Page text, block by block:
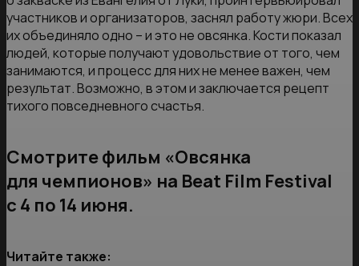
участников и организаторов, заснял работу жюри. Всех
их объединяло одно – и это не овсянка. Кости показал
людей, которые получают удовольствие от того, чем
занимаются, и процесс для них не менее важен, чем
результат. Возможно, в этом и заключается рецепт
тихого повседневного счастья.
Смотрите фильм «Овсянка
для чемпионов» на Beat Film Festival
c 4 по 14 июня.
Читайте также: